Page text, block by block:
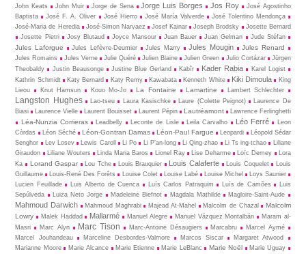
John Keats
John Muir Jorge de Sena Jorge Luis Borges Jos Roy
José Agostinho
Baptista
José F. A. Oliver José Hierro José María Valverde
José Tolentino Mendonça
José-Maria de Heredia
José-Simon Narvaez Josef Kainar Joseph Brodsky
Josette Bernard
Josette Pietri
Josy Blutaud Joyce Mansour Juan Bauer Juan Gelman Jude Stéfan
Jules Laforgue Jules Lefèvre-Deumier Jules Marry Jules Mougin Jules Renard
Jules Romains Jules Verne Julie Quéré Julien Blaine Julien Green Julio Cortázar
Jürgen
Theobaldy
Justin Beausonge Justine Blue Gerland Kabîr Kader Rabia
Karel Logist
Kathrin Schmidt
Katy Bernard Katy Remy Kawabata Kenneth White Kiki Dimoula
King
Lieou
Knut Hamsun Kouo Mo-Jo La Fontaine Lamartine Lambert Schlechter
Langston Hughes Lao-tseu Laura Kasischke Laure (Colette Peignot)
Laurence De
Biasi
Laurence Vielle Laurent Bouisset Laurent Pépin Lautréamont Lawrence Ferlinghetti
Léa-Nunzia Corrieras Leadbelly Leconte de Lisle Leila Carvalho Léo Ferré
Leon
Còrdas
Léon Séché Léon-Gontran Damas Léon-Paul Fargue Leopardi
Léopold Sédar
Senghor
Lev Losev Lewis Caroll Li Po Li P’an-long Li Qing-zhao Li Ts ing-tchao
Liliane
Giraudon
Liliane Wouters Linda Maria Baros Lionel Ray Lise Deharme Loïc Demey
Lora
Ka
Lorand Gaspar Lou Tche Louis Brauquier Louis Calaferte Louis Coquelet
Louis
Guillaume
Louis-René Des Forêts Louise Colet Louise Labé Louise Michel
Loys Saunier
Lucien Feuillade
Luis Alberto de Cuenca Luís Carlos Patraquim Luís de Camões
Luis
Sepúlveda
Luiza Neto Jorge Madeleine Biefnot Magdala Mathilde Magloire-Saint-Aude
Mahmoud Darwich Mahmoud Maghrabi Majead At-Mahel Malcolm de Chazal
Malcolm
Lowry
Malek Haddad Mallarmé Manuel Alegre Manuel Vázquez Montalbán
Maram al-
Masri
Marc Alyn Marc Tison Marc-Antoine Désaugiers Marcabru
Marcel Aymé
Marcel Jouhandeau
Marceline Desbordes-Valmore Marcos Siscar
Margaret Atwood
Marianne Moore
Marie Alcance Marie Etienne Marie LeBlanc Marie Noël
Marie Uguay